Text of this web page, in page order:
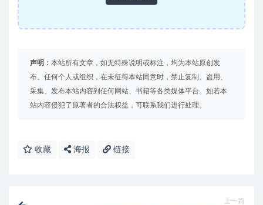
声明： 本站所有文章，如无特殊说明或标注，均为本站原创发
布。任何个人或组织，在未征得本站同意时，禁止复制、盗用、
采集、发布本站内容到任何网站、书籍等各类媒体平台。如若本
站内容侵犯了原著者的合法权益，可联系我们进行处理。
收藏 海报 链接
上一篇